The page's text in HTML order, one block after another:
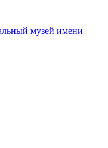
музей имени